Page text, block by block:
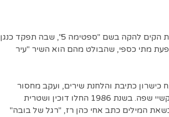
במהלך שירותו הצבאי התגורר במגדל העמק ויחד עם חברו מיכה שטרית הקים להקה בשם "ספטימה 5", שבה תפקד כנגן
מתי כספי, שהבולט מהם הוא השיר "עיר
כישרון כתיבת והלחנת שירים, ועקב מחסור
בסולן שישיר, החל לשיר בעצמו, אף על פי שלא היה בטוח בעצמו עקב קשיי שפה. בשנת 1986 החלו דוכין ושטרית
המילים כתב אחי כהן רז, "רגל של בובה"